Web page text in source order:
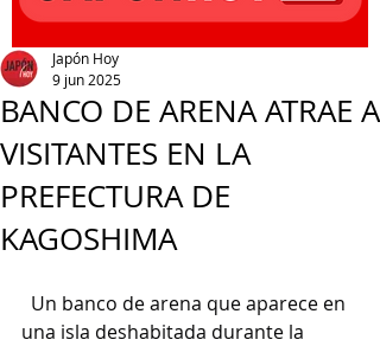
BANCO DE ARENA ATRAE A
VISITANTES EN LA
PREFECTURA DE
KAGOSHIMA
Japón Hoy
9 jun 2025
Un banco de arena que aparece en
una isla deshabitada durante la